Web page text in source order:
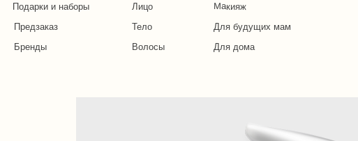
Подарки и наборы
Для дома
Для будущих мам
Макияж
Волосы
Тело
Лицо
Бренды
Предзаказ